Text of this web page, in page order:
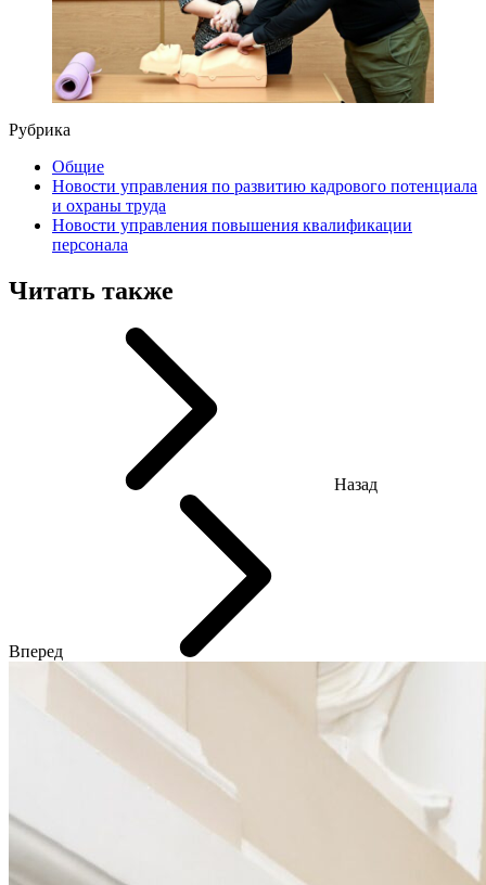
Рубрика
Общие
Новости управления по развитию кадрового потенциала
и охраны труда
Новости управления повышения квалификации
персонала
Читать также
Назад
Вперед